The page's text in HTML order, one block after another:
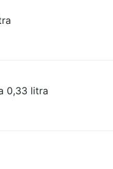
0,33 litra